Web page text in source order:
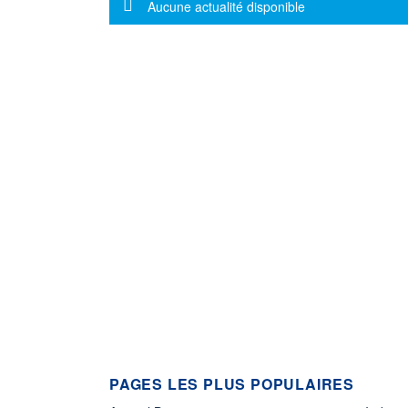
Message d'information
Aucune actualité disponible
PAGES LES PLUS POPULAIRES